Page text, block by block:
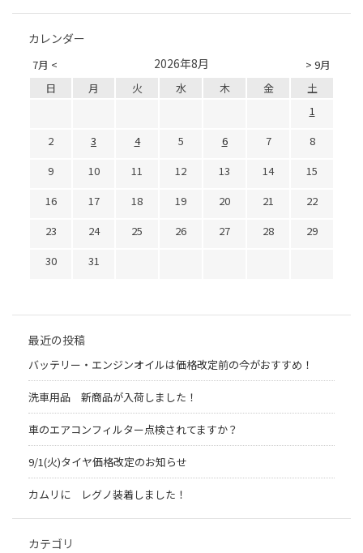
カレンダー
7月 < > 9月
2026年8月
日 月 火 水 木 金
土
1
2
3 4 5 6 7
8
9
10 11 12 13 14
15
16
17 18 19 20 21
22
23
24 25 26 27 28
29
30
31
最近の投稿
バッテリー・エンジンオイルは価格改定前の今がおすすめ！
洗車用品 新商品が入荷しました！
車のエアコンフィルター点検されてますか？
9/1(火)タイヤ価格改定のお知らせ
カムリに レグノ装着しました！
カテゴリ